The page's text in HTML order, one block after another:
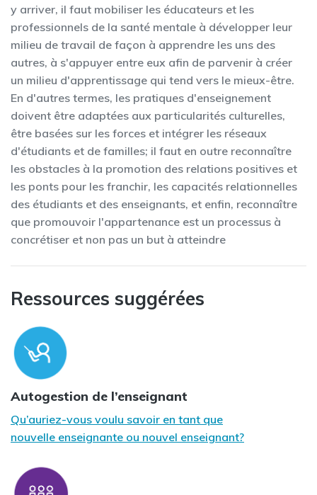
y arriver, il faut mobiliser les éducateurs et les
professionnels de la santé mentale à développer leur
milieu de travail de façon à apprendre les uns des
autres, à s'appuyer entre eux afin de parvenir à créer
un milieu d'apprentissage qui tend vers le mieux-être.
En d'autres termes, les pratiques d'enseignement
doivent être adaptées aux particularités culturelles,
être basées sur les forces et intégrer les réseaux
d'étudiants et de familles; il faut en outre reconnaître
les obstacles à la promotion des relations positives et
les ponts pour les franchir, les capacités relationnelles
des étudiants et des enseignants, et enfin, reconnaître
que promouvoir l'appartenance est un processus à
concrétiser et non pas un but à atteindre
Ressources suggérées
Autogestion de l’enseignant
Qu’auriez-vous voulu savoir en tant que
nouvelle enseignante ou nouvel enseignant?